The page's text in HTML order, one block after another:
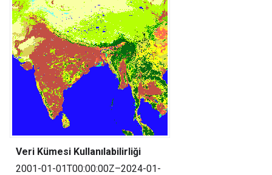
Veri Kümesi Kullanılabilirliği
2001-01-01T00:00:00Z–2024-01-